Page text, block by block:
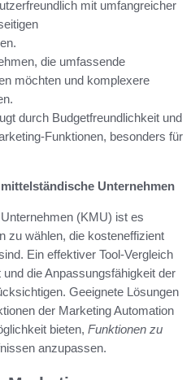
mit umfangreicher
die umfassende
möchten und komplexere
durch Budgetfreundlichkeit und
Funktionen, besonders für
Unternehmen
(KMU) ist es
zu wählen, die kosteneffizient
Ein effektiver Tool-Vergleich
die Anpassungsfähigkeit der
Geeignete Lösungen
der Marketing Automation
bieten, Funktionen zu
anzupassen.